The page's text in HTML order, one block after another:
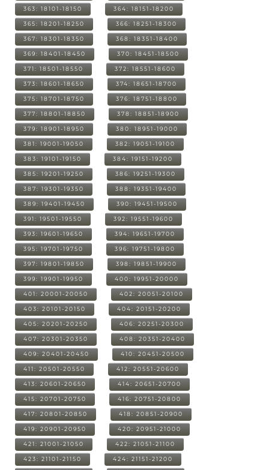
363: 18101-18150 364: 18151-18200
365: 18201-18250 366: 18251-18300
367: 18301-18350 368: 18351-18400
369: 18401-18450 370: 18451-18500
371: 18501-18550 372: 18551-18600
373: 18601-18650 374: 18651-18700
375: 18701-18750 376: 18751-18800
377: 18801-18850 378: 18851-18900
379: 18901-18950 380: 18951-19000
381: 19001-19050 382: 19051-19100
383: 19101-19150 384: 19151-19200
385: 19201-19250 386: 19251-19300
387: 19301-19350 388: 19351-19400
389: 19401-19450 390: 19451-19500
391: 19501-19550 392: 19551-19600
393: 19601-19650 394: 19651-19700
395: 19701-19750 396: 19751-19800
397: 19801-19850 398: 19851-19900
399: 19901-19950 400: 19951-20000
401: 20001-20050 402: 20051-20100
403: 20101-20150 404: 20151-20200
405: 20201-20250 406: 20251-20300
407: 20301-20350 408: 20351-20400
409: 20401-20450 410: 20451-20500
411: 20501-20550 412: 20551-20600
413: 20601-20650 414: 20651-20700
415: 20701-20750 416: 20751-20800
417: 20801-20850 418: 20851-20900
419: 20901-20950 420: 20951-21000
421: 21001-21050 422: 21051-21100
423: 21101-21150 424: 21151-21200